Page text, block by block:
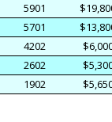
5901
5701
4202
2602
1902